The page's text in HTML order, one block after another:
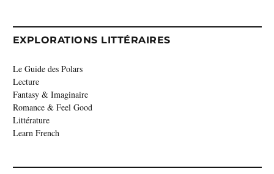
EXPLORATIONS LITTÉRAIRES
Le Guide des Polars
Lecture
Fantasy & Imaginaire
Romance & Feel Good
Littérature
Learn French